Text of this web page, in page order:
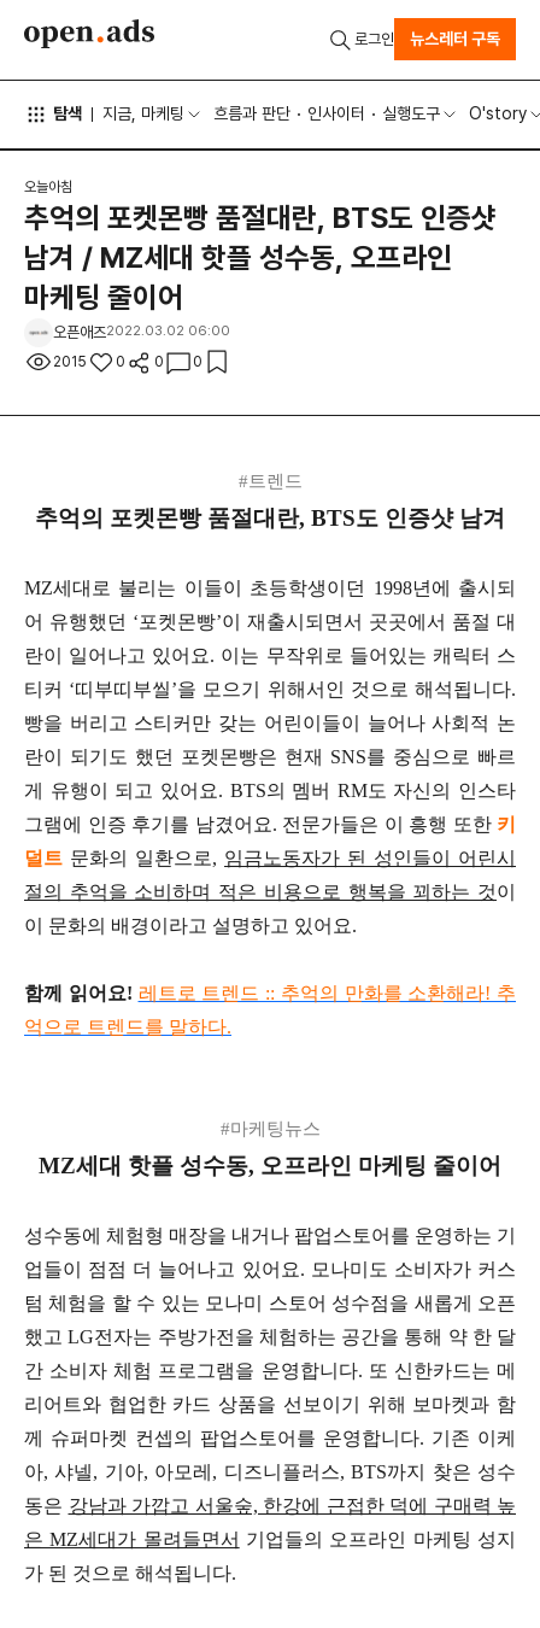
탐색 지금, 마케팅 흐름과 판단 인사이터 실행도구 O'story
로그인 뉴스레터 구독
오늘아침
추억의 포켓몬빵 품절대란, BTS도 인증샷
남겨 / MZ세대 핫플 성수동, 오프라인
마케팅 줄이어
오픈애즈2022.03.02 06:00
2015 0 0 0
#트렌드
추억의 포켓몬빵 품절대란, BTS도 인증샷 남겨
MZ세대로 불리는 이들이 초등학생이던 1998년에 출시되
어 유행했던 ‘포켓몬빵’이 재출시되면서 곳곳에서 품절 대
란이 일어나고 있어요. 이는 무작위로 들어있는 캐릭터 스
티커 ‘띠부띠부씰’을 모으기 위해서인 것으로 해석됩니다.
빵을 버리고 스티커만 갖는 어린이들이 늘어나 사회적 논
란이 되기도 했던 포켓몬빵은 현재 SNS를 중심으로 빠르
게 유행이 되고 있어요. BTS의 멤버 RM도 자신의 인스타
그램에 인증 후기를 남겼어요. 전문가들은 이 흥행 또한 키
덜트 문화의 일환으로, 임금노동자가 된 성인들이 어린시
절의 추억을 소비하며 적은 비용으로 행복을 꾀하는 것이
이 문화의 배경이라고 설명하고 있어요.
함께 읽어요! 레트로 트렌드 :: 추억의 만화를 소환해라! 추
억으로 트렌드를 말하다.
#마케팅뉴스
MZ세대 핫플 성수동, 오프라인 마케팅 줄이어
성수동에 체험형 매장을 내거나 팝업스토어를 운영하는 기
업들이 점점 더 늘어나고 있어요. 모나미도 소비자가 커스
텀 체험을 할 수 있는 모나미 스토어 성수점을 새롭게 오픈
했고 LG전자는 주방가전을 체험하는 공간을 통해 약 한 달
간 소비자 체험 프로그램을 운영합니다. 또 신한카드는 메
리어트와 협업한 카드 상품을 선보이기 위해 보마켓과 함
께 슈퍼마켓 컨셉의 팝업스토어를 운영합니다. 기존 이케
아, 샤넬, 기아, 아모레, 디즈니플러스, BTS까지 찾은 성수
동은 강남과 가깝고 서울숲, 한강에 근접한 덕에 구매력 높
은 MZ세대가 몰려들면서 기업들의 오프라인 마케팅 성지
가 된 것으로 해석됩니다.